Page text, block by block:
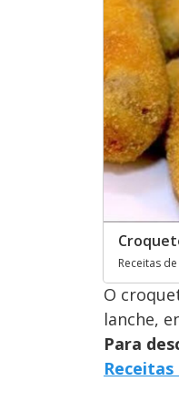
Receitas
O
lanche,
Para
Receitas